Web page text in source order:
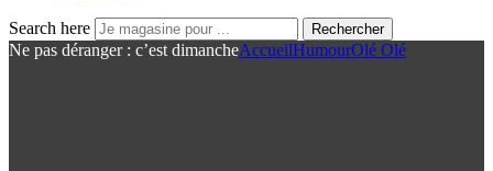
Search here Rechercher
Ne pas déranger : c’est dimancheAccueilHumourOlé Olé